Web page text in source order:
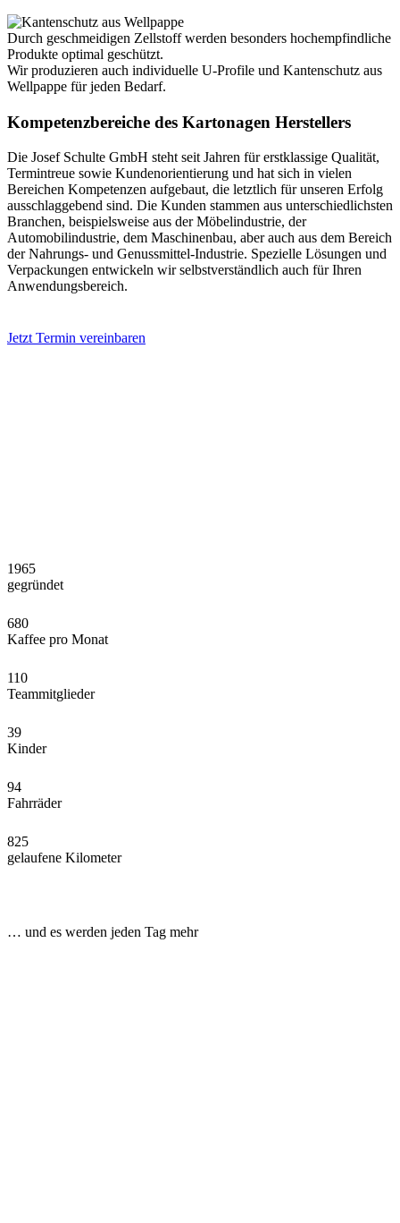
Durch geschmeidigen Zellstoff werden besonders hochempfindliche
Produkte optimal geschützt.
Wir produzieren auch individuelle U-Profile und Kantenschutz aus
Wellpappe für jeden Bedarf.
Kompetenzbereiche des Kartonagen Herstellers
Die Josef Schulte GmbH steht seit Jahren für erstklassige Qualität,
Termintreue sowie Kundenorientierung und hat sich in vielen
Bereichen Kompetenzen aufgebaut, die letztlich für unseren Erfolg
ausschlaggebend sind. Die Kunden stammen aus unterschiedlichsten
Branchen, beispielsweise aus der Möbelindustrie, der
Automobilindustrie, dem Maschinenbau, aber auch aus dem Bereich
der Nahrungs- und Genussmittel-Industrie. Spezielle Lösungen und
Verpackungen entwickeln wir selbstverständlich auch für Ihren
Anwendungsbereich.
Jetzt Termin vereinbaren
1965
gegründet
680
Kaffee pro Monat
110
Teammitglieder
39
Kinder
94
Fahrräder
825
gelaufene Kilometer
… und es werden jeden Tag mehr